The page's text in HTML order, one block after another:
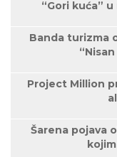
“Gori kuća”
Banda turizma
Project Million
Šarena pojava